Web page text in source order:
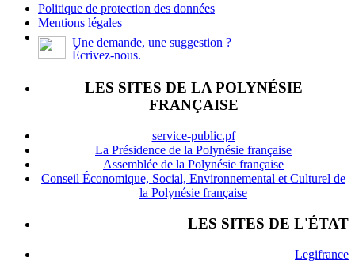
Politique de protection des données
Mentions légales
Une demande, une suggestion ?
Écrivez-nous.
LES SITES DE LA POLYNÉSIE
FRANÇAISE
service-public.pf
La Présidence de la Polynésie française
Assemblée de la Polynésie française
Conseil Économique, Social, Environnemental et Culturel de
la Polynésie française
LES SITES DE L'ÉTAT
Legifrance